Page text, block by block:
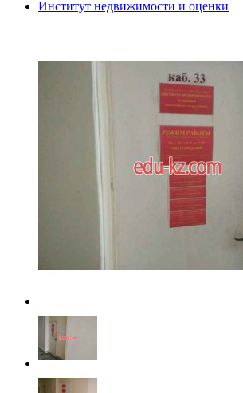
Институт недвижимости и оценки